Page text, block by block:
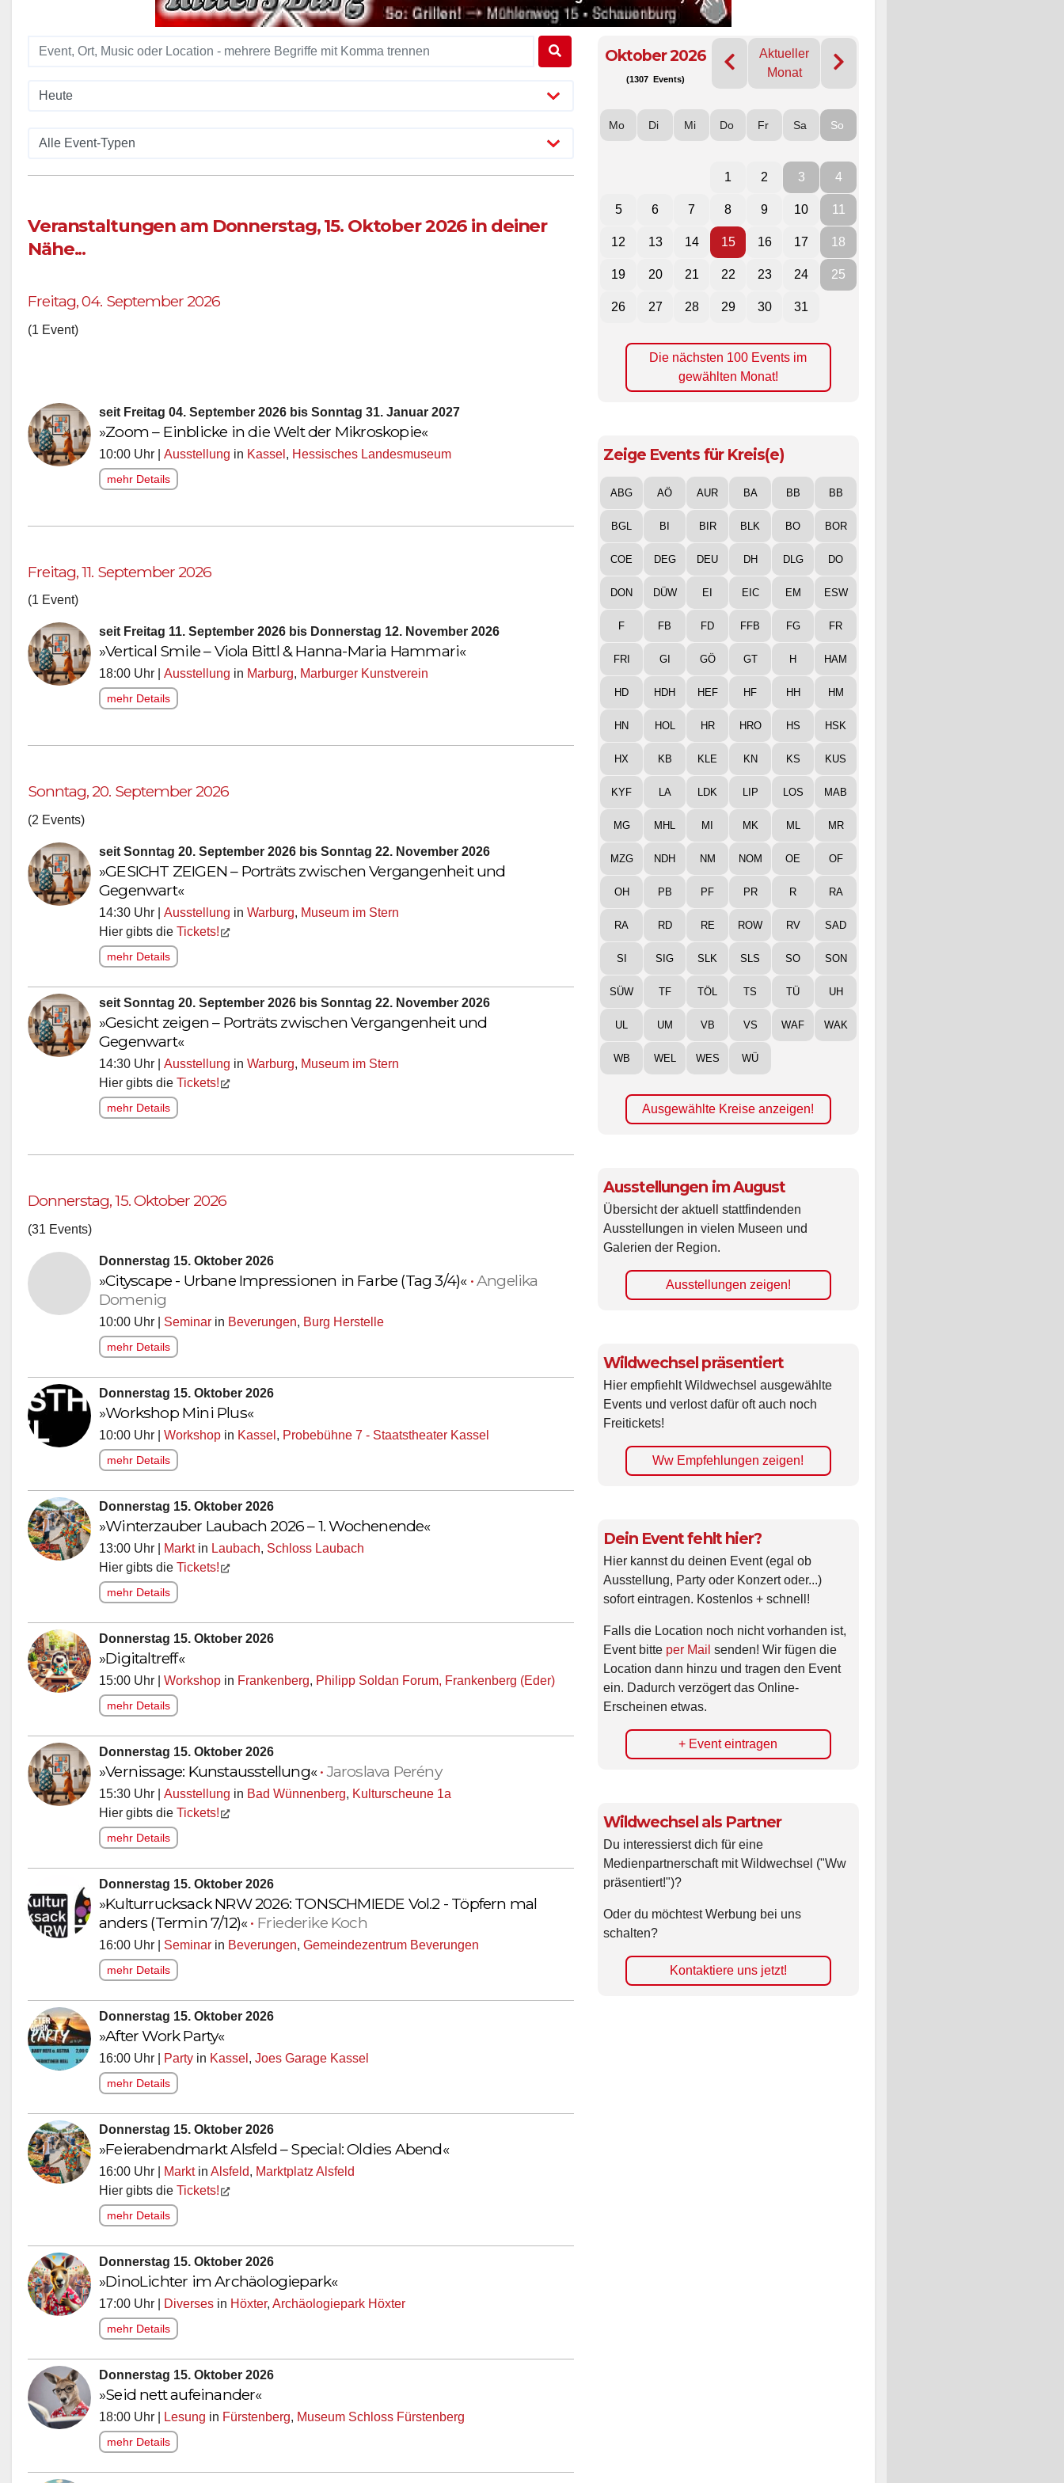
Veranstaltungen am Donnerstag, 15. Oktober 2026 in deiner
Nähe...
Freitag, 04. September 2026
(1 Event)
seit Freitag 04. September 2026 bis Sonntag 31. Januar 2027
»Zoom – Einblicke in die Welt der Mikroskopie«
10:00 Uhr | Ausstellung in Kassel , Hessisches Landesmuseum
mehr Details
Freitag, 11. September 2026
(1 Event)
seit Freitag 11. September 2026 bis Donnerstag 12. November 2026
»Vertical Smile – Viola Bittl & Hanna-Maria Hammari«
18:00 Uhr | Ausstellung in Marburg, Marburger Kunstverein
mehr Details
Sonntag, 20. September 2026
(2 Events)
seit Sonntag 20. September 2026 bis Sonntag 22. November 2026
»GESICHT ZEIGEN – Porträts zwischen Vergangenheit und
Gegenwart«
14:30 Uhr | Ausstellung in Warburg, Museum im Stern
Hier gibts die Tickets!
mehr Details
seit Sonntag 20. September 2026 bis Sonntag 22. November 2026
»Gesicht zeigen – Porträts zwischen Vergangenheit und
Gegenwart«
14:30 Uhr | Ausstellung in Warburg, Museum im Stern
Hier gibts die Tickets!
mehr Details
Donnerstag, 15. Oktober 2026
(31 Events)
Donnerstag 15. Oktober 2026
»Cityscape - Urbane Impressionen in Farbe (Tag 3/4)« •Angelika
Domenig
10:00 Uhr | Seminar in Beverungen, Burg Herstelle
mehr Details
Donnerstag 15. Oktober 2026
»Workshop Mini Plus«
10:00 Uhr | Workshop in Kassel , Probebühne 7 - Staatstheater Kassel
mehr Details
Donnerstag 15. Oktober 2026
»Winterzauber Laubach 2026 – 1. Wochenende«
13:00 Uhr | Marktin Laubach, Schloss Laubach
Hier gibts die Tickets!
mehr Details
Donnerstag 15. Oktober 2026
»Digitaltreff«
15:00 Uhr | Workshop in Frankenberg, Philipp Soldan Forum, Frankenberg (Eder)
mehr Details
Donnerstag 15. Oktober 2026
»Vernissage: Kunstausstellung«•Jaroslava Perény
15:30 Uhr | Ausstellung in Bad Wünnenberg, Kulturscheune 1a
Hier gibts die Tickets!
mehr Details
Donnerstag 15. Oktober 2026
»Kulturrucksack NRW 2026: TONSCHMIEDE Vol.2 - Töpfern mal
anders (Termin 7/12)«• Friederike Koch
16:00 Uhr | Seminar in Beverungen, Gemeindezentrum Beverungen
mehr Details
Donnerstag 15. Oktober 2026
»After Work Party«
16:00 Uhr | Party in Kassel , Joes Garage Kassel
mehr Details
Donnerstag 15. Oktober 2026
»Feierabendmarkt Alsfeld – Special: Oldies Abend«
16:00 Uhr | Marktin Alsfeld, Marktplatz Alsfeld
Hier gibts die Tickets!
mehr Details
Donnerstag 15. Oktober 2026
»DinoLichter im Archäologiepark«
17:00 Uhr | Diverses in Höxter, Archäologiepark Höxter
mehr Details
Donnerstag 15. Oktober 2026
»Seid nett aufeinander«
18:00 Uhr | Lesung in Fürstenberg, Museum Schloss Fürstenberg
mehr Details
Oktober 2026
(1307 Events)
Aktueller
Monat
Mo Di Mi Do Fr Sa So
1 2 3 4
5 6 7 8 9 10 11
12 13 14 15 16 17 18
19 20 21 22 23 24 25
26 27 28 29 30 31
Die nächsten 100 Events im
gewählten Monat!
Zeige Events für Kreis(e)
ABG AÖ AUR BA BB BB
BGL BI BIR BLK BO BOR
COE DEG DEU DH DLG DO
DON DÜW EI EIC EM ESW
F FB FD FFB FG FR
FRI GI GÖ GT H HAM
HD HDH HEF HF HH HM
HN HOL HR HRO HS HSK
HX KB KLE KN KS KUS
KYF LA LDK LIP LOS MAB
MG MHL MI MK ML MR
MZG NDH NM NOM OE OF
OH PB PF PR R RA
RA RD RE ROW RV SAD
SI SIG SLK SLS SO SON
SÜW TF TÖL TS TÜ UH
UL UM VB VS WAF WAK
WB WEL WES WÜ
Ausgewählte Kreise anzeigen!
Ausstellungen im August
Übersicht der aktuell stattfindenden
Ausstellungen in vielen Museen und
Galerien der Region.
Ausstellungen zeigen!
Wildwechsel präsentiert
Hier empfiehlt Wildwechsel ausgewählte
Events und verlost dafür oft auch noch
Freitickets!
Ww Empfehlungen zeigen!
Dein Event fehlt hier?
Hier kannst du deinen Event (egal ob
Ausstellung, Party oder Konzert oder...)
sofort eintragen. Kostenlos + schnell!
Falls die Location noch nicht vorhanden ist,
Event bitte per Mail senden! Wir fügen die
Location dann hinzu und tragen den Event
ein. Dadurch verzögert das Online-
Erscheinen etwas.
+ Event eintragen
Wildwechsel als Partner
Du interessierst dich für eine
Medienpartnerschaft mit Wildwechsel ("Ww
präsentiert!")?
Oder du möchtest Werbung bei uns
schalten?
Kontaktiere uns jetzt!